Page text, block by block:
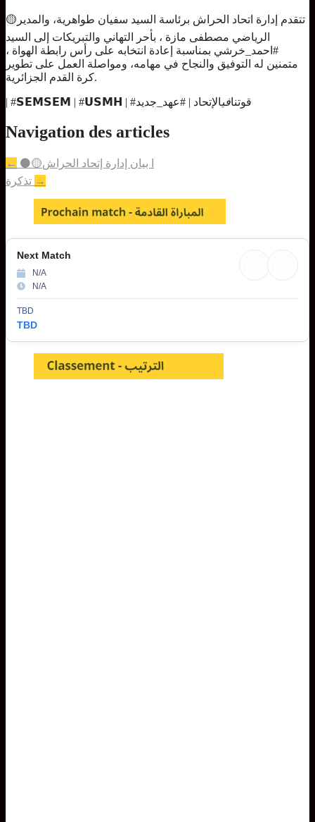
🟡تتقدم إدارة اتحاد الحراش برئاسة السيد سفيان طواهرية، والمدير
الرياضي مصطفى مازة ، بأحر التهاني والتبريكات إلى السيد
#احمد_خرشي بمناسبة إعادة انتخابه على رأس رابطة الهواة ،
متمنين له التوفيق والنجاح في مهامه، ومواصلة العمل على تطوير
كرة القدم الجزائرية.
‏| #𝗦𝗘𝗠𝗦𝗘𝗠 | #𝗨𝗦𝗠𝗛 | #قوتنافيالإتحاد | #عهد_جديد
Navigation des articles
←
⚫️🟡ا بيان إدارة إتحاد الحراش
→
Next Match
N/A
N/A
TBD
TBD